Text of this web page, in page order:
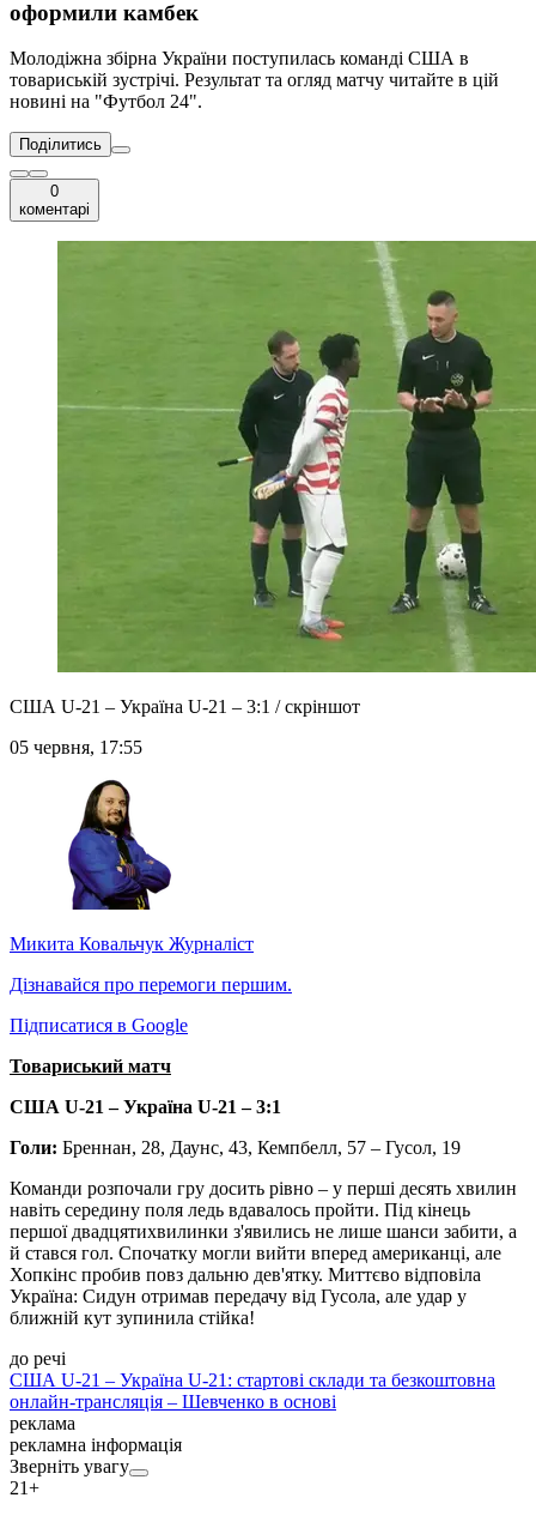
оформили камбек
Молодіжна збірна України поступилась команді США в
товариській зустрічі. Результат та огляд матчу читайте в цій
новині на "Футбол 24".
Поділитись
0
коментарі
США U-21 – Україна U-21 – 3:1 / скріншот
05 червня, 17:55
Микита Ковальчук Журналіст
Дізнавайся про перемоги першим.
Підписатися в Google
Товариський матч
США U-21 – Україна U-21 – 3:1
Голи: Бреннан, 28, Даунс, 43, Кемпбелл, 57 – Гусол, 19
Команди розпочали гру досить рівно – у перші десять хвилин
навіть середину поля ледь вдавалось пройти. Під кінець
першої двадцятихвилинки з'явились не лише шанси забити, а
й стався гол. Спочатку могли вийти вперед американці, але
Хопкінс пробив повз дальню дев'ятку. Миттєво відповіла
Україна: Сидун отримав передачу від Гусола, але удар у
ближній кут зупинила стійка!
до речі
США U-21 – Україна U-21: стартові склади та безкоштовна
онлайн-трансляція – Шевченко в основі
реклама
рекламна інформація
Зверніть увагу
21+